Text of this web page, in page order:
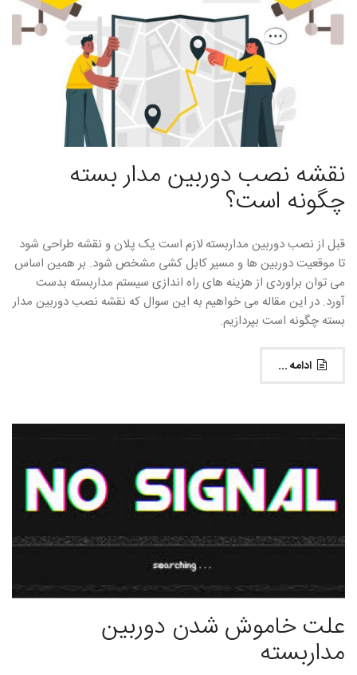
نقشه نصب دوربین مدار بسته
چگونه است؟
قبل از نصب دوربین مداربسته لازم است یک پلان و نقشه طراحی شود
تا موقعیت دوربین ها و مسیر کابل کشی مشخص شود. بر همین اساس
می توان براوردی از هزینه های راه اندازی سیستم مداربسته بدست
آورد. در این مقاله می خواهیم به این سوال که نقشه نصب دوربین مدار
بسته چگونه است بپردازیم.
ادامه ...
علت خاموش شدن دوربین
مداربسته